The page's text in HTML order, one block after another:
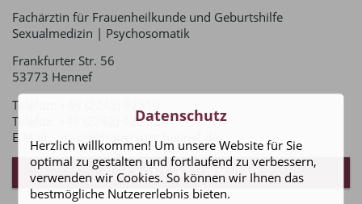
Fachärztin für Frauenheilkunde und Geburtshilfe
Sexualmedizin | Psychosomatik
Frankfurter Str. 56
53773 Hennef
Telefon:
Telefax: +49 (2242) 928 124
E-Mail:
praxis@frauenarzt-hennef.de
ZUM KONTAKTFORMULAR
Datenschutz
Herzlich willkommen! Um unsere Website für Sie
optimal zu gestalten und fortlaufend zu verbessern,
verwenden wir Cookies. So können wir Ihnen das
bestmögliche Nutzererlebnis bieten.